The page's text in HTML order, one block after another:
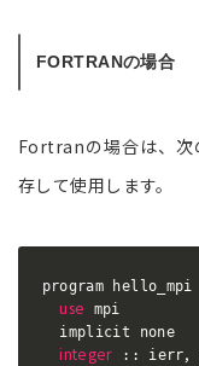
FORTRANの場合
Fortranの場合は、
存して使用します。
program hello_mpi
use mpi
  implicit none
integer :: ierr,